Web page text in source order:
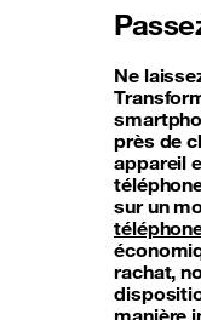
Ne
près de
appareil
sur un
rachat,
manière